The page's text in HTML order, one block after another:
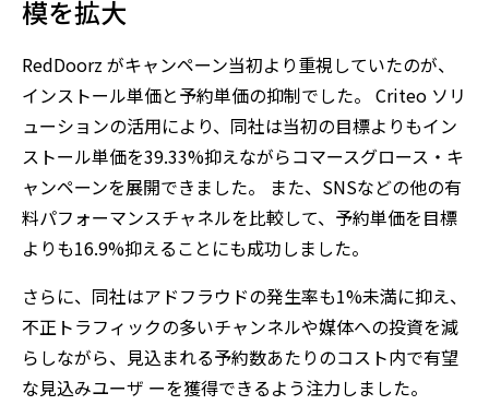
模を拡大
RedDoorz がキャンペーン当初より重視していたのが、
インストール単価と予約単価の抑制でした。 Criteo ソリ
ューションの活用により、同社は当初の目標よりもイン
ストール単価を39.33%抑えながらコマースグロース・キ
ャンペーンを展開できました。 また、SNSなどの他の有
料パフォーマンスチャネルを比較して、予約単価を目標
よりも16.9%抑えることにも成功しました。
さらに、同社はアドフラウドの発生率も1%未満に抑え、
不正トラフィックの多いチャンネルや媒体への投資を減
らしながら、見込まれる予約数あたりのコスト内で有望
な見込みユーザ ーを獲得できるよう注力しました。